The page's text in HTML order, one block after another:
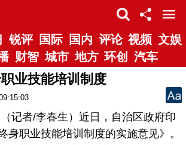
锐评 国际 国内 评论 视频 文娱
财智 城市 地方 环创 汽车
业技能培训制度
者/李春生）近日，自治区政府印
身职业技能培训制度的实施意见》。